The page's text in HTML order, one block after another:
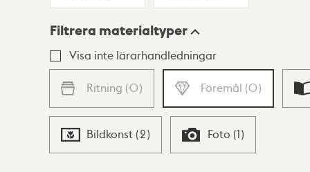
Lista Karta
Filtrera materialtyper
Visa inte lärarhandledningar
Ritning (0) Föremål (0)
Bildkonst (2) Foto (1)